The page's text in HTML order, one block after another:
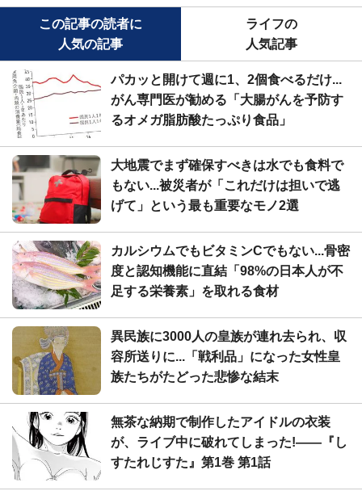
この記事の読者に
人気の記事
ライフの
人気記事
パカッと開けて週に1、2個食べるだけ...
がん専門医が勧める「大腸がんを予防す
るオメガ脂肪酸たっぷり食品」
大地震でまず確保すべきは水でも食料で
もない...被災者が「これだけは担いで逃
げて」という最も重要なモノ2選
カルシウムでもビタミンCでもない...骨密
度と認知機能に直結「98%の日本人が不
足する栄養素」を取れる食材
異民族に3000人の皇族が連れ去られ、収
容所送りに...「戦利品」になった女性皇
族たちがたどった悲惨な結末
無茶な納期で制作したアイドルの衣装
が、ライブ中に破れてしまった!――『し
すたれじすた』第1巻 第1話